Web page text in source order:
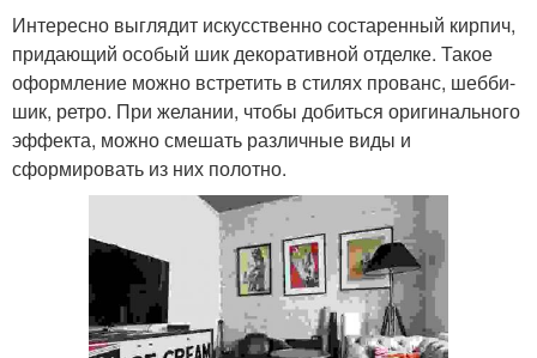
Интересно выглядит искусственно состаренный кирпич,
придающий особый шик декоративной отделке. Такое
оформление можно встретить в стилях прованс, шебби-
шик, ретро. При желании, чтобы добиться оригинального
эффекта, можно смешать различные виды и
сформировать из них полотно.